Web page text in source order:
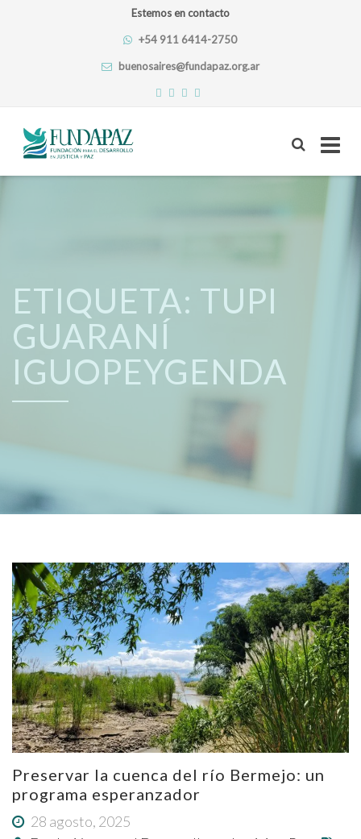
Estemos en contacto
+54 911 6414-2750
buenosaires@fundapaz.org.ar
Skip
ETIQUETA: TUPI
GUARANÍ
IGUOPEYGENDA
Preservar la cuenca del río Bermejo: un
programa esperanzador
28 agosto, 2025